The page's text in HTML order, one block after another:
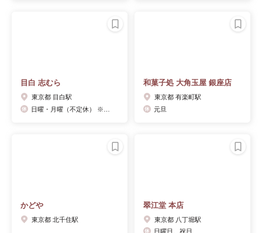
目白 志むら
東京都 目白駅
和菓子処 大角玉屋 銀座店
東京都 有楽町駅
元旦
かどや
東京都 北千住駅
翠江堂 本店
東京都 八丁堀駅
日曜日、祝日